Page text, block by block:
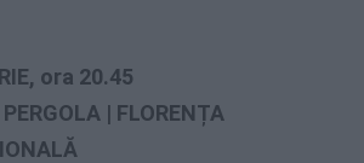
ora 20.45
| FLORENȚA